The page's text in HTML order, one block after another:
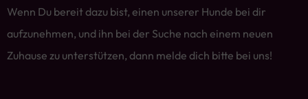
Wenn Du bereit dazu bist, einen unserer Hunde bei dir
aufzunehmen, und ihn bei der Suche nach einem neuen
Zuhause zu unterstützen, dann melde dich bitte bei uns!